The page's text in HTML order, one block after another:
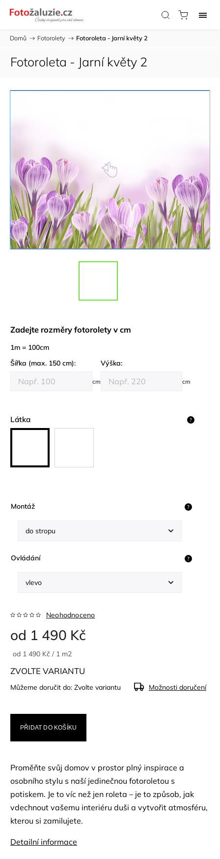
Domů / Fotorolety / Fotoroleta - Jarní květy 2
Fotoroleta - Jarní květy 2
Zadejte rozměry fotorolety v cm
1m = 100cm
Šířka (max. 150 cm):
cm
Výška:
cm
Látka ?
Montáž ?
Ovládání ?
Neohodnoceno
od 1 490 Kč
od 1 490 Kč / 1 m2
ZVOLTE VARIANTU
Můžeme doručit do: Zvolte variantu Možnosti doručení
PŘIDAT DO KOŠÍKU
Proměňte svůj domov v prostor plný inspirace a
osobního stylu s naší jedinečnou fotoroletou s
potiskem. Je to víc než jen roleta – je to způsob, jak
vdechnout vašemu interiéru duši a vytvořit atmosféru,
kterou si zamilujete.
Detailní informace